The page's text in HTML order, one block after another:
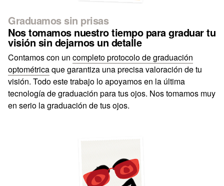
Graduamos sin prisas
Nos tomamos nuestro tiempo para graduar tu
visión sin dejarnos un detalle
Contamos con un completo protocolo de graduación
optométricaque garantiza una precisa valoración de tu
visión. Todo este trabajo lo apoyamos en la última
tecnología de graduación para tus ojos. Nos tomamos muy
en serio la graduación de tus ojos.